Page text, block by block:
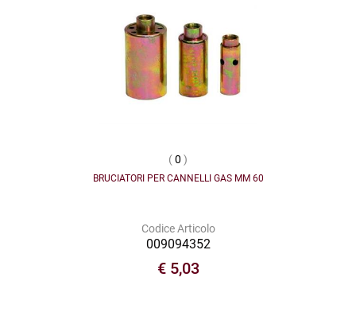
(0 )
BRUCIATORI PER CANNELLI GAS MM 60
Codice Articolo
009094352
€ 5,03